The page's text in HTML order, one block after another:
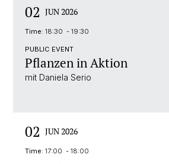
02 JUN 2026
Time: 18:30 - 19:30
PUBLIC EVENT
Pflanzen in Aktion
mit Daniela Serio
02 JUN 2026
Time: 17:00 - 18:00